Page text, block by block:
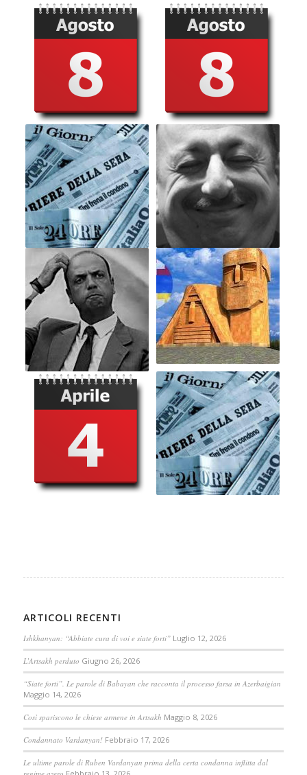
ARTICOLI RECENTI
Ishkhanyan: “Abbiate cura di voi e siate forti” Luglio 12, 2026
L’Artsakh perduto Giugno 26, 2026
“Siate forti”. Le parole di Babayan che racconta il processo farsa in Azerbaigian
Maggio 14, 2026
Così spariscono le chiese armene in Artsakh Maggio 8, 2026
Condannato Vardanyan! Febbraio 17, 2026
Le ultime parole di Ruben Vardanyan prima della certa condanna inflitta dal